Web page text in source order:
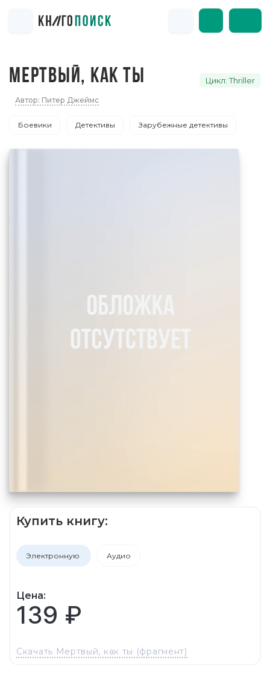
МЕРТВЫЙ, КАК ТЫ Цикл: Thriller
Автор: Питер Джеймс
Боевики Детективы Зарубежные детективы
Купить книгу:
Электронную Аудио
Цена:
139 ₽
Скачать Мертвый, как ты (фрагмент)